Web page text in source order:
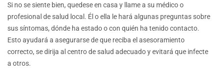
Si no se siente bien, quedese en casa y llame a su médico o
profesional de salud local. Él o ella le hará algunas preguntas sobre
sus síntomas, dónde ha estado o con quién ha tenido contacto.
Esto ayudará a asegurarse de que reciba el asesoramiento
correcto, se dirija al centro de salud adecuado y evitará que infecte
a otros.